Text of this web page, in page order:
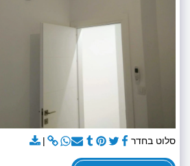
סלוט בחדר